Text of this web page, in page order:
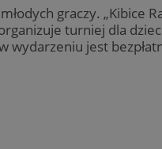
graczy. „Kibice
turniej dla
wydarzeniu jest